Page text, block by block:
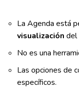
La Agenda está
visualización del
No es una
Las opciones de
específicos.